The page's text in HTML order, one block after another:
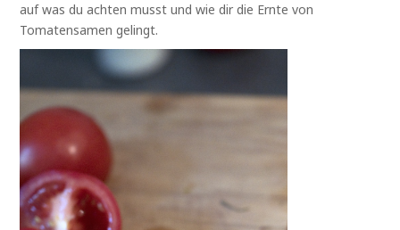
auf was du achten musst und wie dir die Ernte von
Tomatensamen gelingt.